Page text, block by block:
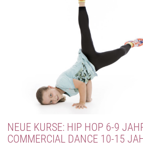
NEUE KURSE: HIP HOP 6-9
COMMERCIAL DANCE 10-15